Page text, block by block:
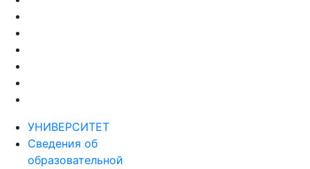
УНИВЕРСИТЕТ
Сведения об
образовательной